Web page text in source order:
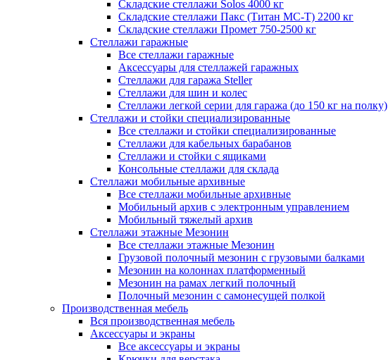
Складские стеллажи Solos 4000 кг
Складские стеллажи Пакс (Титан МС-Т) 2200 кг
Складские стеллажи Промет 750-2500 кг
Стеллажи гаражные
Все стеллажи гаражные
Аксессуары для стеллажей гаражных
Стеллажи для гаража Steller
Стеллажи для шин и колес
Стеллажи легкой серии для гаража (до 150 кг на полку)
Стеллажи и стойки специализированные
Все стеллажи и стойки специализированные
Стеллажи для кабельных барабанов
Стеллажи и стойки с ящиками
Консольные стеллажи для склада
Стеллажи мобильные архивные
Все стеллажи мобильные архивные
Мобильный архив с электронным управлением
Мобильный тяжелый архив
Стеллажи этажные Мезонин
Все стеллажи этажные Мезонин
Грузовой полочный мезонин с грузовыми балками
Мезонин на колоннах платформенный
Мезонин на рамах легкий полочный
Полочный мезонин с самонесущей полкой
Производственная мебель
Вся производственная мебель
Аксессуары и экраны
Все аксессуары и экраны